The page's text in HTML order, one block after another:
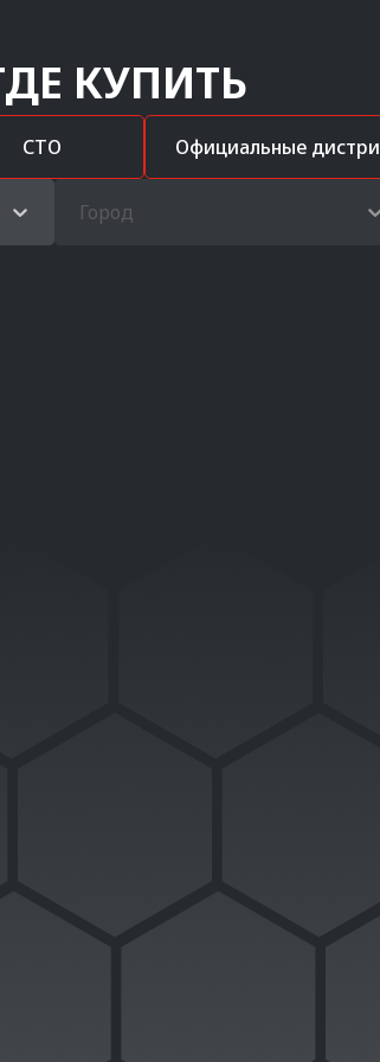
КУПИТЬ
СТО Официальные
Город